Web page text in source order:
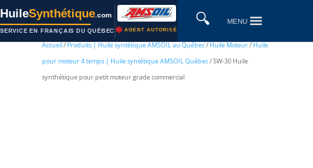
HuileSynthétique .com
SERVICE EN FRANÇAIS DU QUÉBEC AGENT AUTORISÉ
🔍 MENU
Accueil/Produits | Huile syntétique AMSOIL au Québec/Huile Moteur/Huile
pour moteur 4 temps | Huile syntétique AMSOIL Québec/ 5W-30 Huile
synthétique pour petit moteur grade commercial